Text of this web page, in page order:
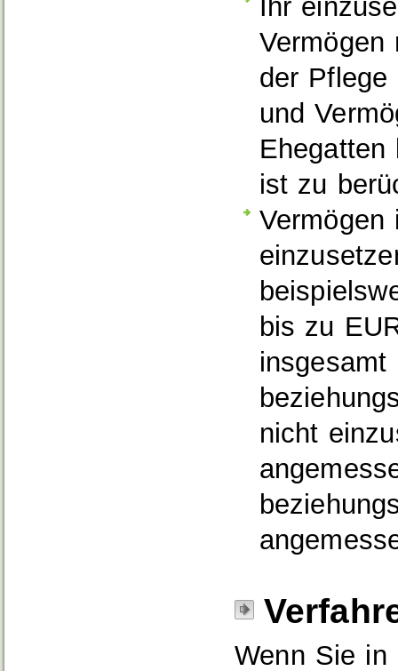
Ihr
der
und
Ehegatten
ist zu
Vermögen
bis zu
nicht
Wenn Sie in